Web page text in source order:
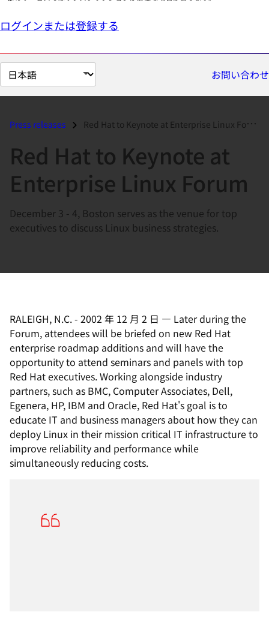
ログインまたは登録する
ペ
ー
の
て
お問い合わせ
Press releases Red Hat to Keynote at Enterprise Linux Forum...
Red Hat to Keynote at
Enterprise Linux Forum
December 3 - 4, Boston serves as the venue for top
executives to discuss Linux business strategies.
RALEIGH, N.C.- 2002 年 12 月 2 日 — Later during the
Forum, attendees will be briefed on new Red Hat
enterprise roadmap additions and will have the
opportunity to attend seminars and panels with top
Red Hat executives. Working alongside industry
partners, such as BMC, Computer Associates, Dell,
Egenera, HP, IBM and Oracle, Red Hat's goal is to
educate IT and business managers about how they can
deploy Linux in their mission critical IT infrastructure to
improve reliability and performance while
simultaneously reducing costs.